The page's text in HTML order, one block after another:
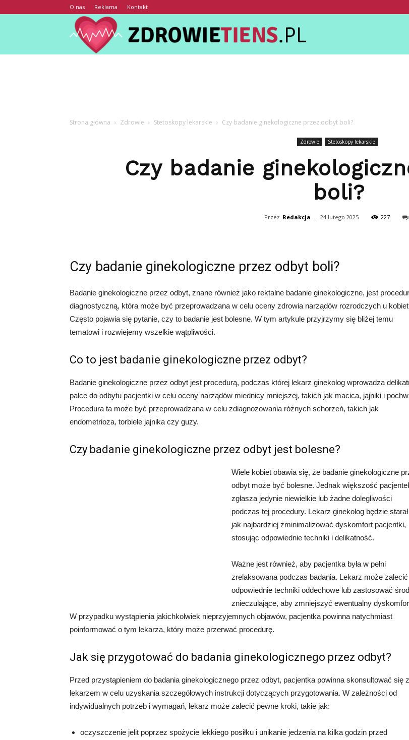
O nas Reklama Kontakt
Strona główna Zdrowie Stetoskopy lekarskie Czy badanie ginekologiczne przez odbyt boli?
Zdrowie Stetoskopy lekarskie
Czy badanie
boli?
Przez Redakcja - 24 lutego 2025 227
Czy badanie ginekologiczne przez odbyt boli?
Badanie ginekologiczne przez odbyt, znane również jako rektalne badanie ginekologiczne, jest
diagnostyczną, która może być przeprowadzana w celu oceny zdrowia narządów rozrodczych u
Często pojawia się pytanie, czy to badanie jest bolesne. W tym artykule przyjrzymy się bliżej temu
tematowi i rozwiejemy wszelkie wątpliwości.
Co to jest badanie ginekologiczne przez odbyt?
Badanie ginekologiczne przez odbyt jest procedurą, podczas której lekarz ginekolog wprowadza
palce do odbytu pacjentki w celu oceny narządów miednicy mniejszej, takich jak macica, jajniki i
Procedura ta może być przeprowadzana w celu zdiagnozowania różnych schorzeń, takich jak
endometrioza, torbiele jajnika czy guzy.
Czy badanie ginekologiczne przez odbyt jest bolesne?
Wiele kobiet obawia się, że badanie ginekologiczne
odbyt może być bolesne. Jednak większość
zgłasza jedynie niewielkie lub żadne dolegliwości
podczas tej procedury. Lekarz ginekolog będzie
jak najbardziej zminimalizować dyskomfort pacjentki,
stosując odpowiednie techniki i delikatność.
Ważne jest również, aby pacjentka była w pełni
zrelaksowana podczas badania. Lekarz może zalecić
odpowiednie techniki oddechowe lub zastosować
znieczulające, aby zmniejszyć ewentualny
W przypadku wystąpienia jakichkolwiek nieprzyjemnych objawów, pacjentka powinna natychmiast
poinformować o tym lekarza, który może przerwać procedurę.
Jak się przygotować do badania ginekologicznego przez odbyt?
Przed przystąpieniem do badania ginekologicznego przez odbyt, pacjentka powinna skonsultować się z
lekarzem w celu uzyskania szczegółowych instrukcji dotyczących przygotowania. W zależności od
indywidualnych potrzeb i wymagań, lekarz może zalecić pewne kroki, takie jak:
oczyszczenie jelit poprzez spożycie lekkiego posiłku i unikanie jedzenia na kilka godzin przed